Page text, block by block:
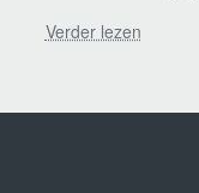
Verder lezen